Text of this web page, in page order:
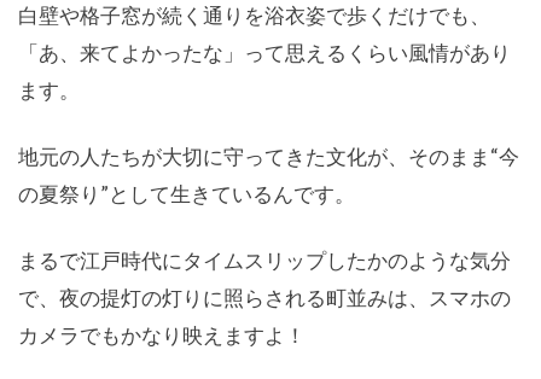
白壁や格子窓が続く通りを浴衣姿で歩くだけでも、
「あ、来てよかったな」って思えるくらい風情があり
ます。
地元の人たちが大切に守ってきた文化が、そのまま“今
の夏祭り”として生きているんです。
まるで江戸時代にタイムスリップしたかのような気分
で、夜の提灯の灯りに照らされる町並みは、スマホの
カメラでもかなり映えますよ！